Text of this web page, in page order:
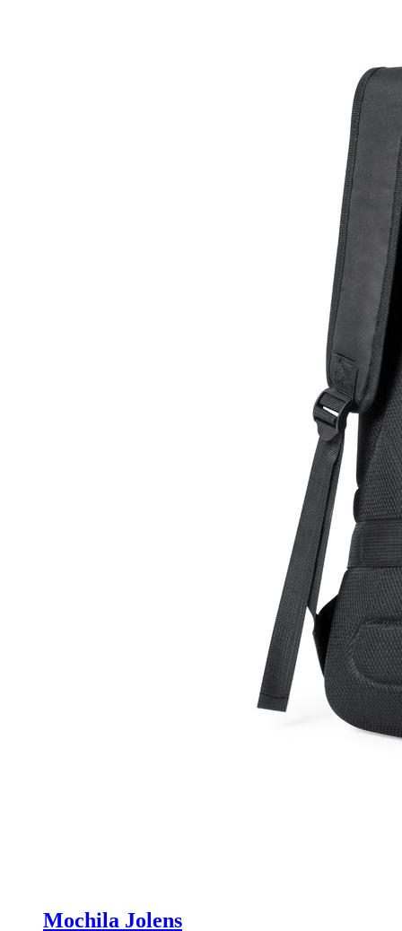
Mochila Jolens